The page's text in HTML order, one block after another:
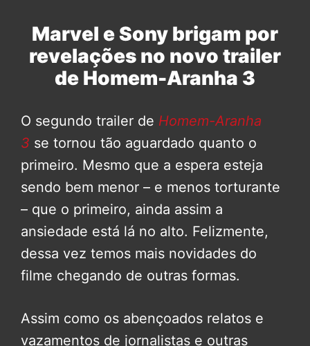
Marvel e Sony brigam por
revelações no novo trailer
de Homem-Aranha 3
O segundo trailer de Homem-Aranha
3 se tornou tão aguardado quanto o
primeiro. Mesmo que a espera esteja
sendo bem menor – e menos torturante
– que o primeiro, ainda assim a
ansiedade está lá no alto. Felizmente,
dessa vez temos mais novidades do
filme chegando de outras formas.
Assim como os abençoados relatos e
vazamentos de jornalistas e outras